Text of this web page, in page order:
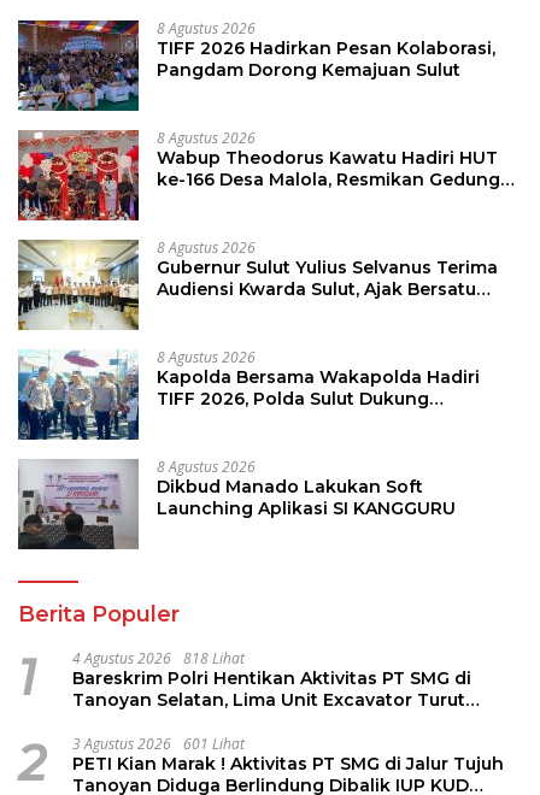
8 Agustus 2026
TIFF 2026 Hadirkan Pesan Kolaborasi,
Pangdam Dorong Kemajuan Sulut
8 Agustus 2026
Wabup Theodorus Kawatu Hadiri HUT
ke-166 Desa Malola, Resmikan Gedung
8 Agustus 2026
Gubernur Sulut Yulius Selvanus Terima
Audiensi Kwarda Sulut, Ajak Bersatu
8 Agustus 2026
Kapolda Bersama Wakapolda Hadiri
TIFF 2026, Polda Sulut Dukung
8 Agustus 2026
Dikbud Manado Lakukan Soft
Launching Aplikasi SI KANGGURU
Berita Populer
1 4 Agustus 2026 818 Lihat
Bareskrim Polri Hentikan Aktivitas PT SMG di
Tanoyan Selatan, Lima Unit Excavator Turut
2 3 Agustus 2026 601 Lihat
PETI Kian Marak ! Aktivitas PT SMG di Jalur Tujuh
Tanoyan Diduga Berlindung Dibalik IUP KUD